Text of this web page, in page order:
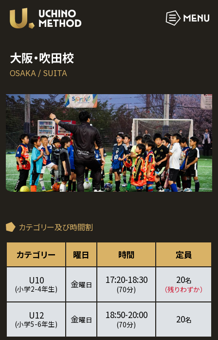
大阪・吹田校
OSAKA / SUITA
カテゴリー及び時間割
カテゴリー 曜日 時間 定員
U10
(小学2-4年生) 金曜日 17:20-18:30
(70分)
20名
（残りわずか）
U12
(小学5-6年生) 金曜日 18:50-20:00
(70分) 20名